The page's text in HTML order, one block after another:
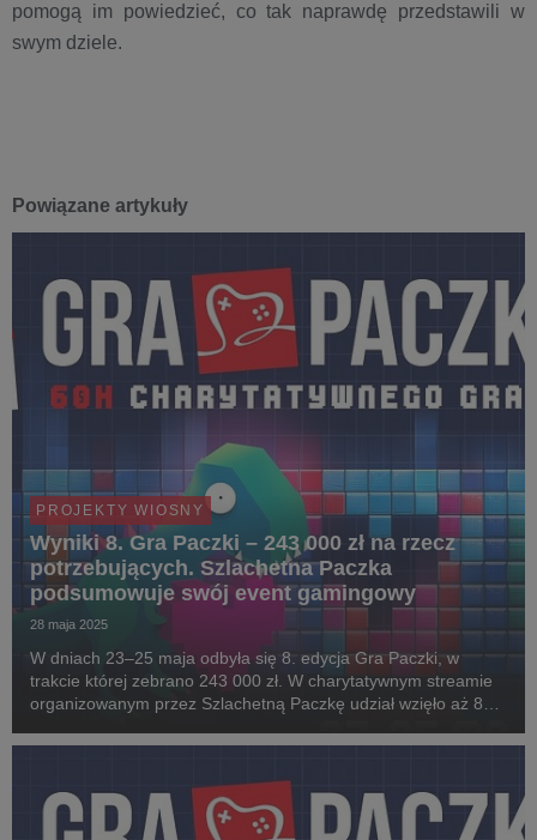
pomogą im powiedzieć, co tak naprawdę przedstawili w
swym dziele.
Powiązane artykuły
PROJEKTY WIOSNY
Wyniki 8. Gra Paczki – 243 000 zł na rzecz
potrzebujących. Szlachetna Paczka
podsumowuje swój event gamingowy
28 maja 2025
W dniach 23–25 maja odbyła się 8. edycja Gra Paczki, w
trakcie której zebrano 243 000 zł. W charytatywnym streamie
organizowanym przez Szlachetną Paczkę udział wzięło aż 87
62 konkursach. Noble Cup – specjalne wy...